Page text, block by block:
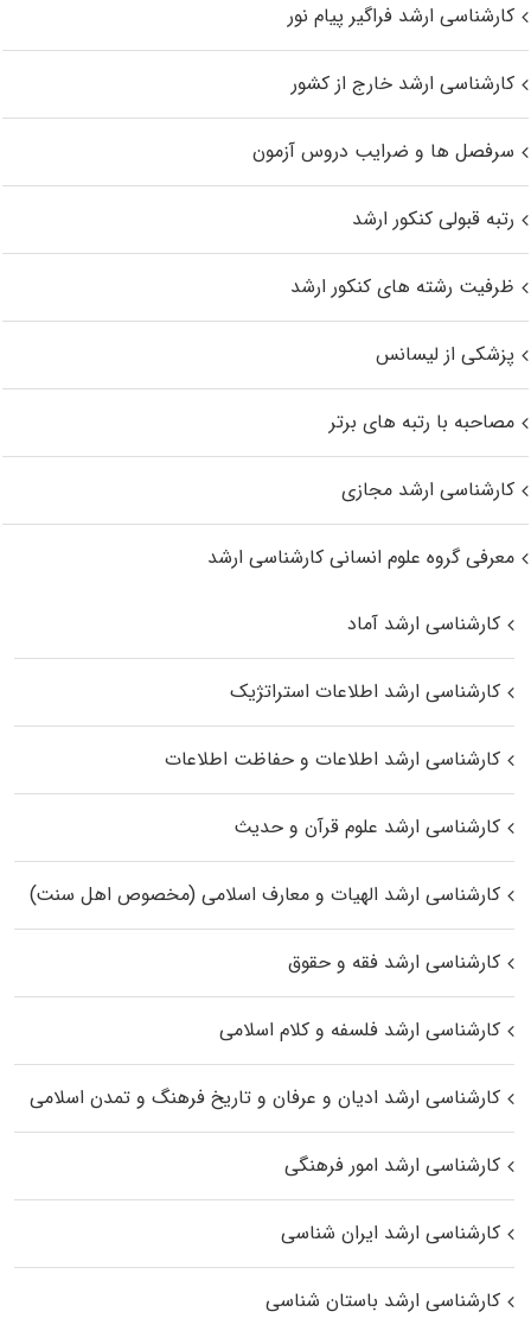
کارشناسی ارشد فراگیر پیام نور
کارشناسی ارشد خارج از کشور
سرفصل ها و ضرایب دروس آزمون
رتبه قبولی کنکور ارشد
ظرفیت رشته های کنکور ارشد
پزشکی از لیسانس
مصاحبه با رتبه های برتر
کارشناسی ارشد مجازی
معرفی گروه علوم انسانی کارشناسی ارشد
کارشناسی ارشد آماد
کارشناسی ارشد اطلاعات استراتژیک
کارشناسی ارشد اطلاعات و حفاظت اطلاعات
کارشناسی ارشد علوم قرآن و حدیث
کارشناسی ارشد الهیات و معارف اسلامی (مخصوص اهل سنت)
کارشناسی ارشد فقه و حقوق
کارشناسی ارشد فلسفه و کلام اسلامی
کارشناسی ارشد ادیان و عرفان و تاریخ فرهنگ و تمدن اسلامی
کارشناسی ارشد امور فرهنگی
کارشناسی ارشد ایران شناسی
کارشناسی ارشد باستان شناسی